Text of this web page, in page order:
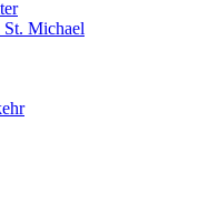
St. Michael